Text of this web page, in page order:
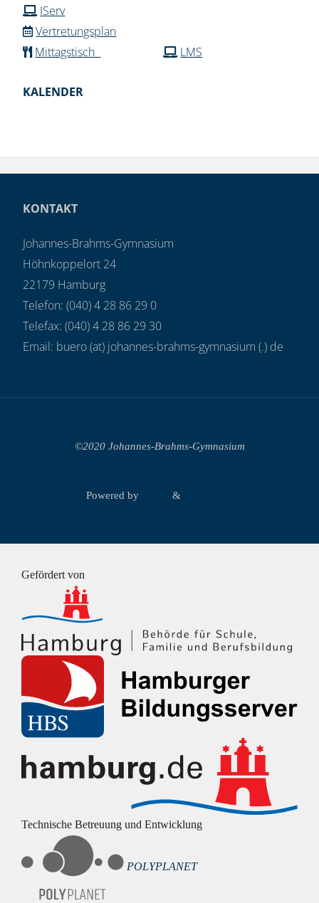
IServ
Vertretungsplan
Mittagstisch
LMS
KALENDER
KONTAKT
Johannes-Brahms-Gymnasium
Höhnkoppelort 24
22179 Hamburg
Telefon: (040) 4 28 86 29 0
Telefax: (040) 4 28 86 29 30
Email: buero (at) johannes-brahms-gymnasium (.) de
©2020 Johannes-Brahms-Gymnasium
Powered byFluida &
Gefördert von
Technische Betreuung und Entwicklung
POLYPLANET